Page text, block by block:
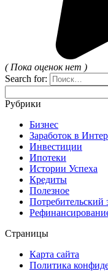
( Пока оценок нет )
Search for:
Рубрики
Бизнес
Заработок в
Инвестиции
Ипотеки
Истории Успеха
Кредиты
Полезное
Потребительский
Страницы
Карта сайта
Политика